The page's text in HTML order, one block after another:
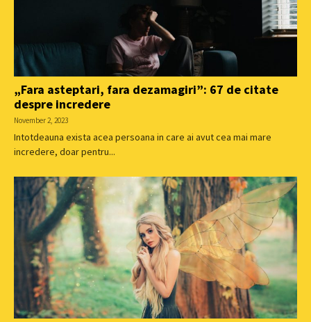
„Fara asteptari, fara dezamagiri”: 67 de citate
despre incredere
November 2, 2023
Intotdeauna exista acea persoana in care ai avut cea mai mare
incredere, doar pentru...